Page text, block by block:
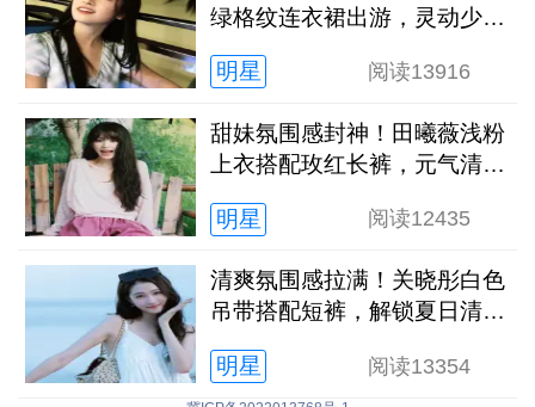
绿格纹连衣裙出游，灵动少女
明星
阅读13916
甜妹氛围感封神！田曦薇浅粉
上衣搭配玫红长裤，元气清甜
明星
阅读12435
清爽氛围感拉满！关晓彤白色
吊带搭配短裤，解锁夏日清冷
明星
阅读13354